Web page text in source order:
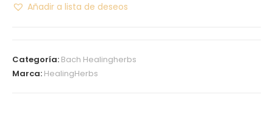
Añadir a lista de deseos
Categoría: Bach Healingherbs
Marca: HealingHerbs